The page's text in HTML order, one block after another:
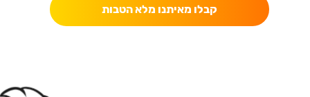
קבלו מאיתנו מלא הטבות